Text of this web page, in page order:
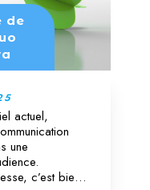
de
actuel,
une
c’est bien